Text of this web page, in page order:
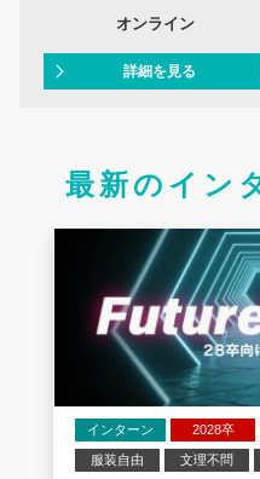
オンライン
詳細を見る
最新のイン
インターン 2028卒
服装自由 文理不問